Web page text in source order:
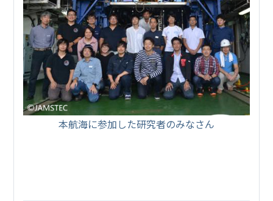
本航海に参加した研究者のみなさん